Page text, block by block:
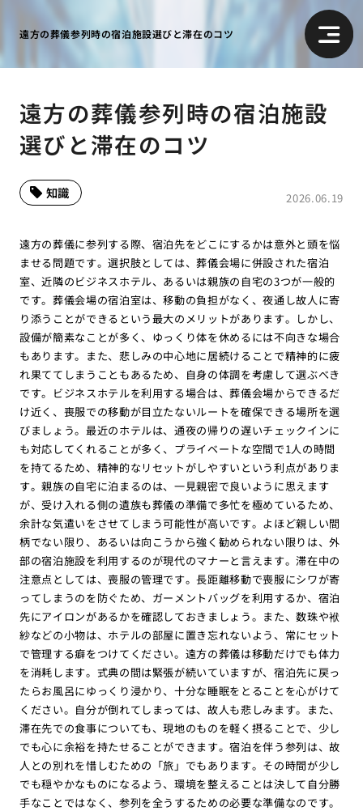
遠方の葬儀参列時の宿泊施設選びと滞在のコツ
遠方の葬儀参列時の宿泊施設
選びと滞在のコツ
2026.06.19
知識
遠方の葬儀に参列する際、宿泊先をどこにするかは意外と頭を悩
ませる問題です。選択肢としては、葬儀会場に併設された宿泊
室、近隣のビジネスホテル、あるいは親族の自宅の3つが一般的
です。葬儀会場の宿泊室は、移動の負担がなく、夜通し故人に寄
り添うことができるという最大のメリットがあります。しかし、
設備が簡素なことが多く、ゆっくり体を休めるには不向きな場合
もあります。また、悲しみの中心地に居続けることで精神的に疲
れ果ててしまうこともあるため、自身の体調を考慮して選ぶべき
です。ビジネスホテルを利用する場合は、葬儀会場からできるだ
け近く、喪服での移動が目立たないルートを確保できる場所を選
びましょう。最近のホテルは、通夜の帰りの遅いチェックインに
も対応してくれることが多く、プライベートな空間で1人の時間
を持てるため、精神的なリセットがしやすいという利点がありま
す。親族の自宅に泊まるのは、一見親密で良いように思えます
が、受け入れる側の遺族も葬儀の準備で多忙を極めているため、
余計な気遣いをさせてしまう可能性が高いです。よほど親しい間
柄でない限り、あるいは向こうから強く勧められない限りは、外
部の宿泊施設を利用するのが現代のマナーと言えます。滞在中の
注意点としては、喪服の管理です。長距離移動で喪服にシワが寄
ってしまうのを防ぐため、ガーメントバッグを利用するか、宿泊
先にアイロンがあるかを確認しておきましょう。また、数珠や袱
紗などの小物は、ホテルの部屋に置き忘れないよう、常にセット
で管理する癖をつけてください。遠方の葬儀は移動だけでも体力
を消耗します。式典の間は緊張が続いていますが、宿泊先に戻っ
たらお風呂にゆっくり浸かり、十分な睡眠をとることを心がけて
ください。自分が倒れてしまっては、故人も悲しみます。また、
滞在先での食事についても、現地のものを軽く摂ることで、少し
でも心に余裕を持たせることができます。宿泊を伴う参列は、故
人との別れを惜しむための「旅」でもあります。その時間が少し
でも穏やかなものになるよう、環境を整えることは決して自分勝
手なことではなく、参列を全うするための必要な準備なのです。